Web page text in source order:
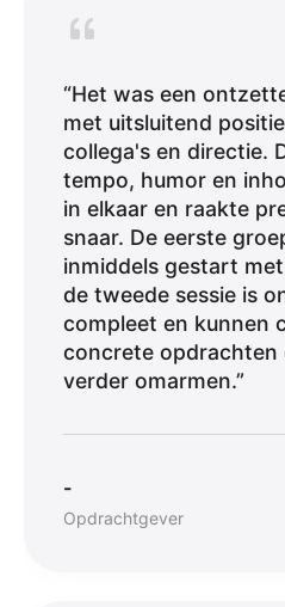
“Het was een
met uitsluitend
collega's en directie.
tempo, humor en
in elkaar en raakte
snaar. De eerste
inmiddels gestart met
de tweede sessie is
compleet en kunnen
concrete opdrachten
verder omarmen.”
-
Opdrachtgever